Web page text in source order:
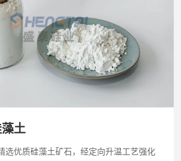
土
选优质硅藻土矿石，经定向升温工艺强化